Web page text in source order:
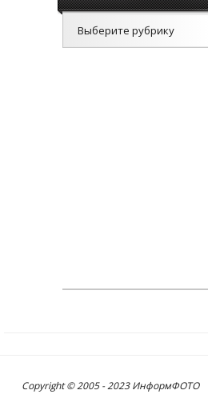
Copyright © 2005 - 2023 ИнформФОТО